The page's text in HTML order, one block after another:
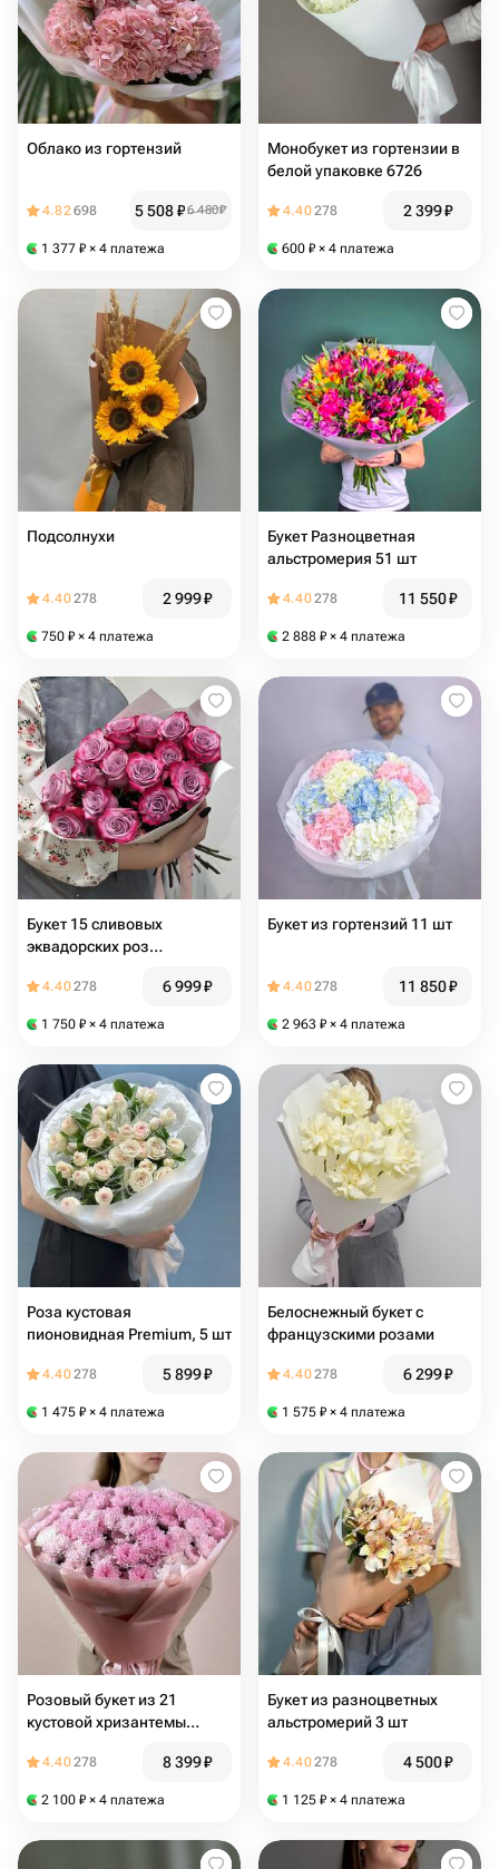
Облако из гортензий
4.82698 5 508₽6 480₽
1 377 ₽ × 4 платежа
Монобукет из гортензии в
белой упаковке 6726
4.40278 2 399₽
600 ₽ × 4 платежа
Подсолнухи
4.40278 2 999₽
750 ₽ × 4 платежа
Букет Разноцветная
альстромерия 51 шт
4.40278 11 550₽
2 888 ₽ × 4 платежа
Букет 15 сливовых
эквадорских роз
4.40278 6 999₽
1 750 ₽ × 4 платежа
Букет из гортензий 11 шт
4.40278 11 850₽
2 963 ₽ × 4 платежа
Роза кустовая
пионовидная Premium, 5 шт
4.40278 5 899₽
1 475 ₽ × 4 платежа
Белоснежный букет с
французскими розами
4.40278 6 299₽
1 575 ₽ × 4 платежа
Розовый букет из 21
кустовой хризантемы
4.40278 8 399₽
2 100 ₽ × 4 платежа
Букет из разноцветных
альстромерий 3 шт
4.40278 4 500₽
1 125 ₽ × 4 платежа